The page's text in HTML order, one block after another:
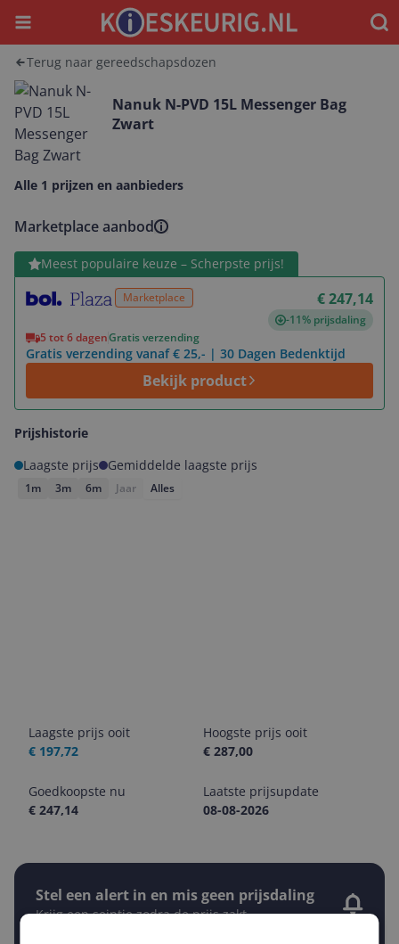
Menu
Terug naar gereedschapsdozen
Nanuk N-PVD 15L Messenger Bag
Zwart
Alle 1 prijzen en aanbieders
Marketplace aanbod
Meest populaire keuze – Scherpste prijs!
Marketplace € 247,14
-11% prijsdaling
5 tot 6 dagenGratis verzending
Gratis verzending vanaf € 25,- | 30 Dagen Bedenktijd
Bekijk product
Bekijk product
Prijshistorie
Laagste prijs
Gemiddelde laagste prijs
1m 3m 6m Jaar Alles
Laagste prijs ooit
€ 197,72
Hoogste prijs ooit
€ 287,00
Goedkoopste nu
€ 247,14
Laatste prijsupdate
08-08-2026
Stel een alert in en mis geen prijsdaling
Krijg een seintje zodra de prijs zakt